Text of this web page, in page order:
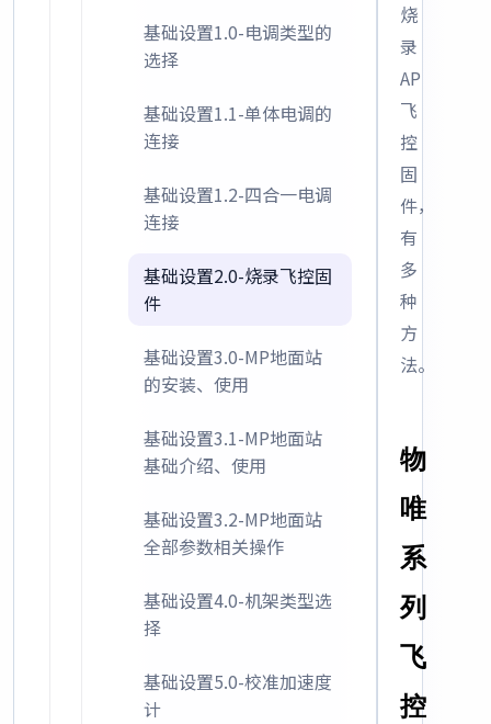
基础设置1.0-电调类型的
选择
基础设置1.1-单体电调的
连接
基础设置1.2-四合一电调
连接
基础设置2.0-烧录飞控固
件
基础设置3.0-MP地面站
的安装、使用
基础设置3.1-MP地面站
基础介绍、使用
基础设置3.2-MP地面站
全部参数相关操作
基础设置4.0-机架类型选
择
基础设置5.0-校准加速度
计
烧
录
AP
飞
控
固
件，
有
多
种
方
法。
物
唯
系
列
飞
控